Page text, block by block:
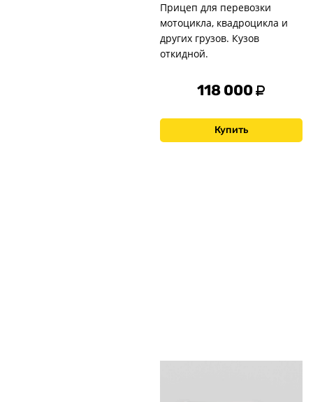
Прицеп для перевозки
мотоцикла, квадроцикла и
других грузов. Кузов
откидной.
118 000
Купить